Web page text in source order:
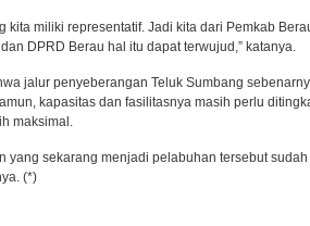
kita miliki representatif. Jadi kita dari Pemkab
DPRD Berau hal itu dapat terwujud,” katanya.
jalur penyeberangan Teluk Sumbang
kapasitas dan fasilitasnya masih perlu
maksimal.
yang sekarang menjadi pelabuhan tersebut
(*)